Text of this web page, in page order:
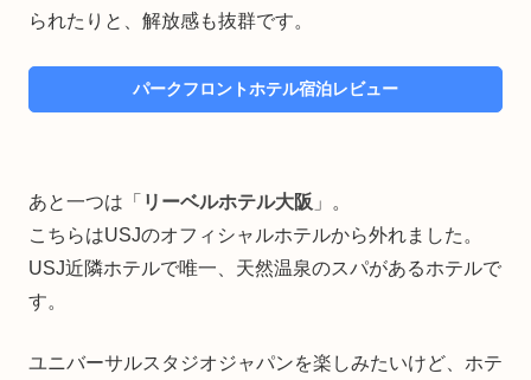
られたりと、解放感も抜群です。
パークフロントホテル宿泊レビュー
あと一つは「 リーベルホテル大阪 」。
こちらはUSJのオフィシャルホテルから外れました。
USJ近隣ホテルで唯一、天然温泉のスパがあるホテルで
す。
ユニバーサルスタジオジャパンを楽しみたいけど、ホテ